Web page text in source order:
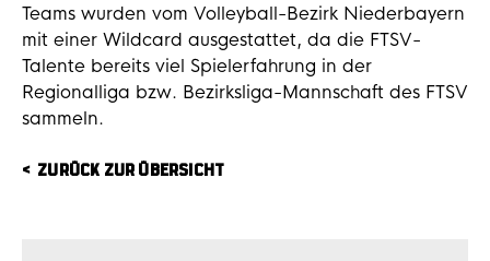
Teams wurden vom Volleyball-Bezirk Niederbayern
mit einer Wildcard ausgestattet, da die FTSV-
Talente bereits viel Spielerfahrung in der
Regionalliga bzw. Bezirksliga-Mannschaft des FTSV
sammeln.
ZURÜCK ZUR ÜBERSICHT